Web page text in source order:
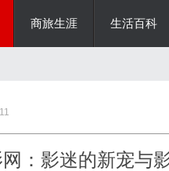
商旅生涯 生活百科
：影迷的新宠与